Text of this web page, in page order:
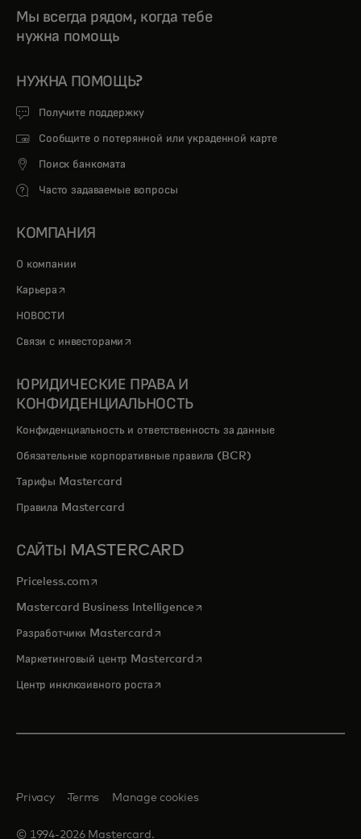
Мы всегда рядом, когда тебе
нужна помощь
НУЖНА ПОМОЩЬ?
Получите поддержку
Сообщите о потерянной или украденной карте
Поиск банкомата
Часто задаваемые вопросы
КОМПАНИЯ
О компании
Карьера opens in a new tab
НОВОСТИ
Связи с инвесторами opens in a new tab
ЮРИДИЧЕСКИЕ ПРАВА И
КОНФИДЕНЦИАЛЬНОСТЬ
Конфиденциальность и ответственность за данные
Обязательные корпоративные правила (BCR)
Тарифы Mastercard
Правила Mastercard
САЙТЫ MASTERCARD
Priceless.com opens in a new tab
Mastercard Business Intelligenceopens in a new tab
Разработчики Mastercardopens in a new tab
Маркетинговый центр Mastercardopens in a new tab
Центр инклюзивного ростаopens in a new tab
© 1994-2026 Mastercard.
Privacy Terms Manage cookies